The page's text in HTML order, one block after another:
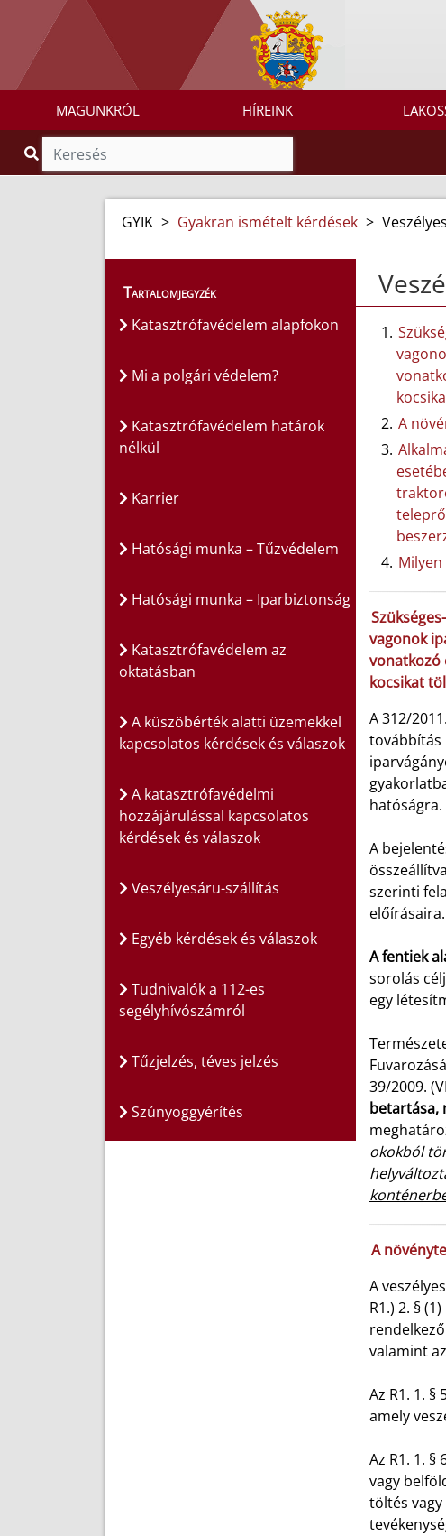
MAGUNKRÓL HÍREINK
GYIK > Gyakran ismételt kérdések >
Tartalomjegyzék
Katasztrófavédelem alapfokon
Mi a polgári védelem?
Katasztrófavédelem határok
nélkül
Karrier
Hatósági munka – Tűzvédelem
Hatósági munka – Iparbiztonság
Katasztrófavédelem az
oktatásban
A küszöbérték alatti üzemekkel
kapcsolatos kérdések és válaszok
A katasztrófavédelmi
hozzájárulással kapcsolatos
kérdések és válaszok
Veszélyesáru-szállítás
Egyéb kérdések és válaszok
Tudnivalók a 112-es
segélyhívószámról
Tűzjelzés, téves jelzés
Szúnyoggyérítés
A
vagonok
vonatkozó
kocsikat
A 312/
továbbítás
hatóságra.
A
szerinti
előírásaira.
A fentiek
sorolás
egy
39/2009.
betartása,
okokból
A
A
R1.) 2. §
valamint
Az R1. 1.
amely
Az R1. 1.
vagy
töltés